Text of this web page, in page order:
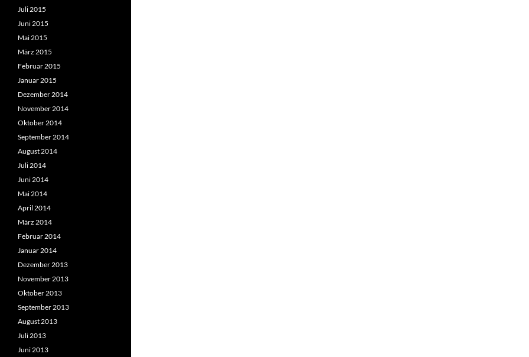
Juli 2015
Juni 2015
Mai 2015
März 2015
Februar 2015
Januar 2015
Dezember 2014
November 2014
Oktober 2014
September 2014
August 2014
Juli 2014
Juni 2014
Mai 2014
April 2014
März 2014
Februar 2014
Januar 2014
Dezember 2013
November 2013
Oktober 2013
September 2013
August 2013
Juli 2013
Juni 2013